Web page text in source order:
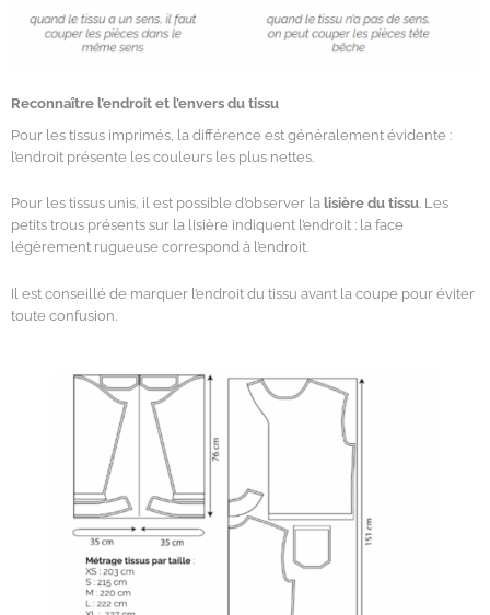
Reconnaître l’endroit et l’envers du tissu
Pour les tissus imprimés, la différence est généralement évidente :
l’endroit présente les couleurs les plus nettes.
Pour les tissus unis, il est possible d’observer la lisière du tissu. Les
petits trous présents sur la lisière indiquent l’endroit : la face
légèrement rugueuse correspond à l’endroit.
Il est conseillé de marquer l’endroit du tissu avant la coupe pour éviter
toute confusion.